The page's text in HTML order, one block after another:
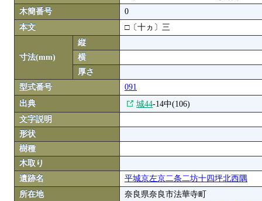
木簡番号
0
本文
□〔十ヵ〕三
寸法(mm)
縦
横
厚さ
型式番号
091
出典
城44-14中(106)
文字説明
形状
樹種
木取り
遺跡名
平城京左京二条二坊十四坪北西隅
所在地
奈良県奈良市法華寺町